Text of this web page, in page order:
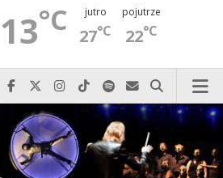
13°C jutro
27°C
pojutrze
22°C
Najlepiej po prostu do nas zadzwoń
Odwiedź nas na Facebook-u
Odwiedź nas na X
Odwiedź nas na Instagram-ie
Odwiedź nas na TikTok-u
Szukaj nas na Spotify
Wyślij do nas
Szukaj